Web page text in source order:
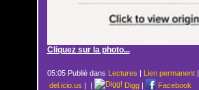
Cliquez sur la photo...
05:05 Publié dans Lectures | Lien permanent|
del.icio.us | | Digg| Facebook